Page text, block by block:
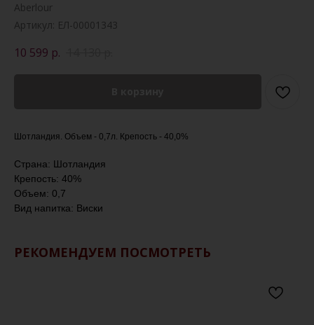
Aberlour
Артикул: ЕЛ-00001343
10 599 р.
Шотландия. Объем - 0,7л. Крепость - 40,0%
Страна: Шотландия
Крепость: 40%
Объем: 0,7
Вид напитка: Виски
РЕКОМЕНДУЕМ ПОСМОТРЕТЬ